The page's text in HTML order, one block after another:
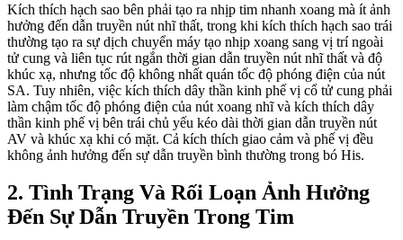
Kích thích hạch sao bên phải tạo ra nhịp tim nhanh xoang mà ít ảnh
hưởng đến dẫn truyền nút nhĩ thất, trong khi kích thích hạch sao trái
thường tạo ra sự dịch chuyển máy tạo nhịp xoang sang vị trí ngoài
tử cung và liên tục rút ngắn thời gian dẫn truyền nút nhĩ thất và độ
khúc xạ, nhưng tốc độ không nhất quán tốc độ phóng điện của nút
SA. Tuy nhiên, việc kích thích dây thần kinh phế vị cổ tử cung phải
làm chậm tốc độ phóng điện của nút xoang nhĩ và kích thích dây
thần kinh phế vị bên trái chủ yếu kéo dài thời gian dẫn truyền nút
AV và khúc xạ khi có mặt. Cả kích thích giao cảm và phế vị đều
không ảnh hưởng đến sự dẫn truyền bình thường trong bó His.
2. Tình Trạng Và Rối Loạn Ảnh Hưởng
Đến Sự Dẫn Truyền Trong Tim